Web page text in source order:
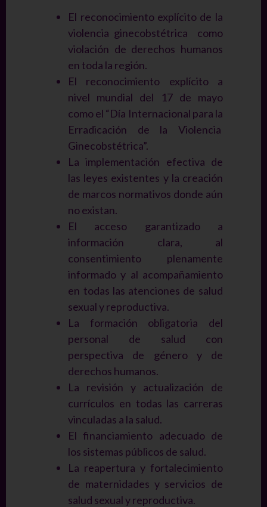
El reconocimiento explícito de la
violencia ginecobstétrica como
violación de derechos humanos
en toda la región.
El reconocimiento explícito a
nivel mundial del 17 de mayo
como el “Día Internacional para la
Erradicación de la Violencia
Ginecobstétrica”.
La implementación efectiva de
las leyes existentes y la creación
de marcos normativos donde aún
no existan.
El acceso garantizado a
información clara, al
consentimiento plenamente
informado y al acompañamiento
en todas las atenciones de salud
sexual y reproductiva.
La formación obligatoria del
personal de salud con
perspectiva de género y de
derechos humanos.
La revisión y actualización de
currículos en todas las carreras
vinculadas a la salud.
El financiamiento adecuado de
los sistemas públicos de salud.
La reapertura y fortalecimiento
de maternidades y servicios de
salud sexual y reproductiva.